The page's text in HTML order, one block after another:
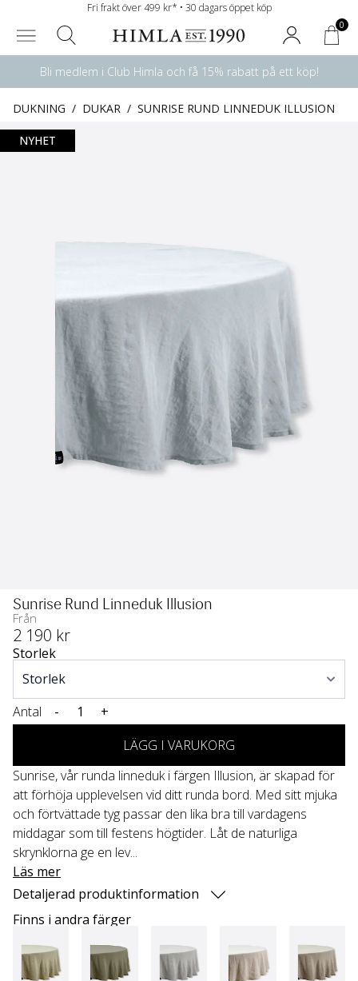
Fri frakt över 499 kr* • 30 dagars öppet köp
0
Bli medlem i Club Himla och få 15% rabatt på ett köp!
DUKNING / DUKAR / SUNRISE RUND LINNEDUK ILLUSION
NYHET
Sunrise Rund Linneduk Illusion
Från
2 190 kr
Storlek
Antal -
+
LÄGG I VARUKORG
Sunrise, vår runda linneduk i färgen Illusion, är skapad för
att förhöja upplevelsen vid ditt runda bord. Med sitt mjuka
och förtvättade tyg passar den lika bra till vardagens
middagar som till festens högtider. Låt de naturliga
skrynklorna ge en lev...
Läs mer
Detaljerad produktinformation
Finns i andra färger